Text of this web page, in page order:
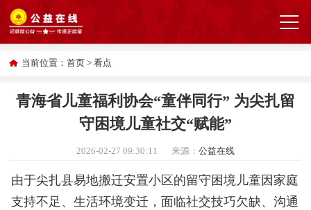
当前位置：首页 >看点
青海省儿童福利协会“童伴同行” 为尖扎留
守困境儿童社交“赋能”
2026-02-27 09:30:11 来源：公益在线
由于尖扎县易地搬迁安置小区的留守困境儿童因家庭
支持不足、生活环境变迁，面临社交技巧欠缺、沟通